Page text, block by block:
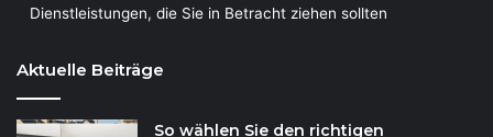
Dienstleistungen, die Sie in Betracht ziehen sollten
Aktuelle Beiträge
So wählen Sie den richtigen